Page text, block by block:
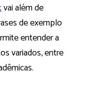
vai além de
de exemplo
entender a
variados, entre